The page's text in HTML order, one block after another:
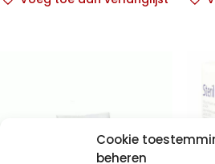
Cookie
beheren